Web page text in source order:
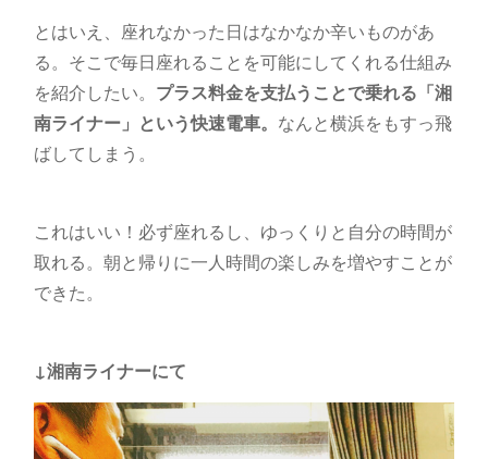
とはいえ、座れなかった日はなかなか辛いものがあ
る。そこで毎日座れることを可能にしてくれる仕組み
を紹介したい。 プラス料金を支払うことで乗れる「湘
南ライナー」という快速電車。 なんと横浜をもすっ飛
ばしてしまう。
これはいい！必ず座れるし、ゆっくりと自分の時間が
取れる。朝と帰りに一人時間の楽しみを増やすことが
できた。
↓湘南ライナーにて